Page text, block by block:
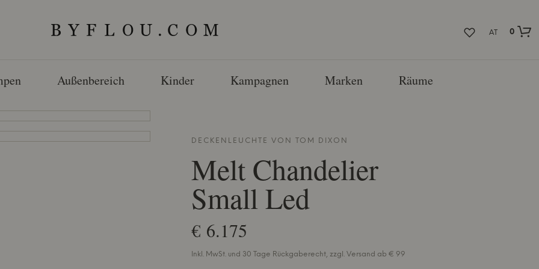
AT
0
Außenbereich Kinder Kampagnen Marken Räume
DECKENLEUCHTE VON TOM DIXON
Melt Chandelier
Small Led
€ 6.175
Inkl. MwSt. und 30 Tage Rückgaberecht, zzgl. Versand ab € 99